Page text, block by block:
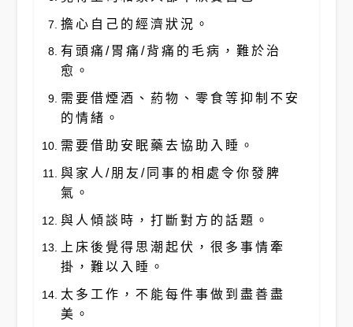
擔心自己的經濟狀況。
有頭痛/胃痛/背痛的毛病，難於治
愈。
需要借煙酒、葯物、零食等抑制不安
的情緒。
需要借助安眠藥去協助入睡。
與家人/朋友/同事的相處令你發脾
氣。
與人傾談時，打斷對方的話題。
上床後覺得思潮起伏，很多事情牽
掛，難以入睡。
太多工作，不能每件事做到盡善盡
美。